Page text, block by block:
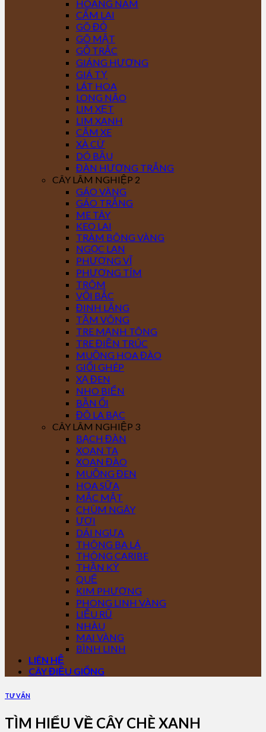
HOÀNG NAM
CẨM LAI
GÕ ĐỎ
GÕ MẬT
GỖ TRẮC
GIÁNG HƯƠNG
GIÁ TỴ
LÁT HOA
LONG NÃO
LIM XẸT
LIM XANH
CĂM XE
XÀ CỪ
DÓ BẦU
ĐÀN HƯƠNG TRẮNG
CÂY LÂM NGHIỆP 2
GÁO VÀNG
GÁO TRẮNG
ME TÂY
KEO LAI
TRÀM BÔNG VÀNG
NGỌC LAN
PHƯỢNG VĨ
PHƯỢNG TÍM
TRÔM
VỐI BẮC
ĐINH LĂNG
TẦM VÔNG
TRE MẠNH TÔNG
TRE ĐIỀN TRÚC
MUỒNG HOA ĐÀO
GIỔI GHÉP
XẠ ĐEN
NHO BIỂN
BẦN ỔI
ĐÔ LA BẠC
CÂY LÂM NGHIỆP 3
BẠCH ĐÀN
XOAN TA
XOAN ĐÀO
MUỒNG ĐEN
HOA SỮA
MẮC MẬT
CHÙM NGÂY
ƯƠI
DÁI NGỰA
THÔNG BA LÁ
THÔNG CARIBE
THẦN KỲ
QUẾ
KIM PHƯỢNG
PHONG LINH VÀNG
LIỄU RŨ
NHÀU
MAI VÀNG
BÌNH LINH
LIÊN HỆ
CÂY ĐIỀU GIỐNG
TƯ VẤN
TÌM HIỂU VỀ CÂY CHÈ XANH